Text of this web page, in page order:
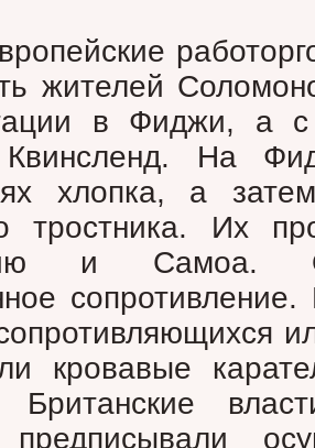
жителей
в Фиджи, а с
Квинсленд. На
хлопка, а
тростника. Их
и Самоа.
кровавые
Британские
предписывали